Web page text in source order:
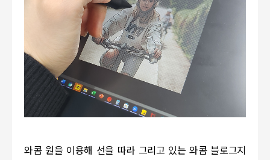
와콤 원을 이용해 선을 따라 그리고 있는 와콤 블로그지